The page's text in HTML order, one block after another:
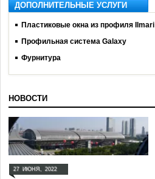
ДОПОЛНИТЕЛЬНЫЕ УСЛУГИ
Пластиковые окна из профиля Ilmari
Профильная система Galaxy
Фурнитура
НОВОСТИ
27 ИЮНЯ, 2022